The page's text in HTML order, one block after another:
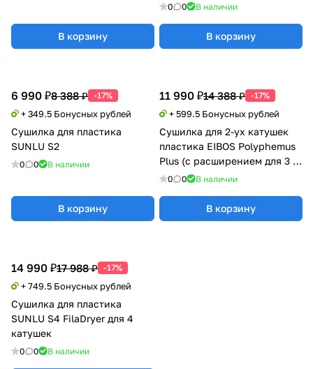
В корзину
0 0 В наличии
В корзину
6 990 ₽8 388 ₽ -17%
+ 349.5 Бонусных рублей
Сушилка для пластика
SUNLU S2
0 0 В наличии
В корзину
11 990 ₽14 388 ₽ -17%
+ 599.5 Бонусных рублей
Сушилка для 2-ух катушек
пластика EIBOS Polyphemus
Plus (с расширением для 3 кг
катушки)
0 0 В наличии
В корзину
14 990 ₽17 988 ₽ -17%
+ 749.5 Бонусных рублей
Сушилка для пластика
SUNLU S4 FilaDryer для 4
катушек
0 0 В наличии